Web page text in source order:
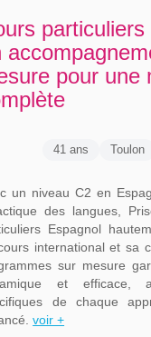
pour une
41 ans Toulon
un niveau C2 en
des langues,
Espagnol
international et sa
sur mesure
et efficace,
de chaque
voir +